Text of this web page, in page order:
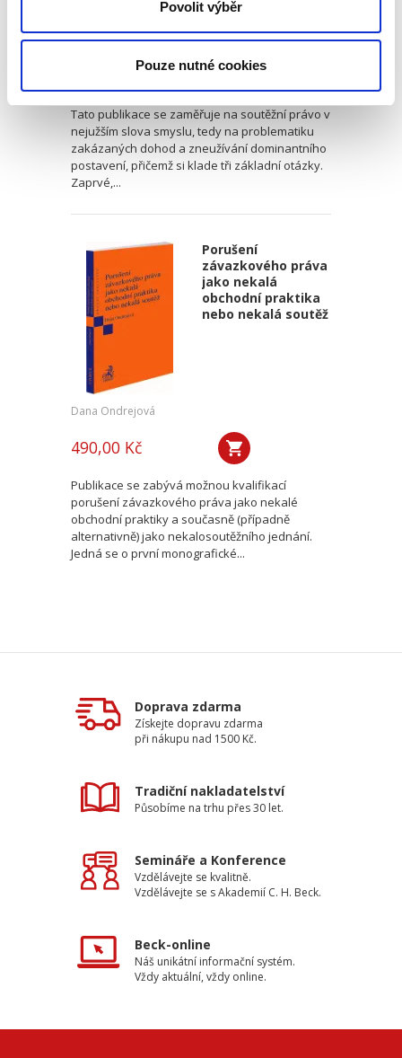
Povolit výběr
Pouze nutné cookies
Michal Petr
390,00 Kč
Tato publikace se zaměřuje na soutěžní právo v
nejužším slova smyslu, tedy na problematiku
zakázaných dohod a zneužívání dominantního
postavení, přičemž si klade tři základní otázky.
Zaprvé,...
Porušení
závazkového práva
jako nekalá
obchodní praktika
nebo nekalá soutěž
Dana Ondrejová
490,00 Kč
Publikace se zabývá možnou kvalifikací
porušení závazkového práva jako nekalé
obchodní praktiky a současně (případně
alternativně) jako nekalosoutěžního jednání.
Jedná se o první monografické...
Doprava zdarma
Získejte dopravu zdarma
při nákupu nad 1500 Kč.
Tradiční nakladatelství
Působíme na trhu přes 30 let.
Semináře a Konference
Vzdělávejte se kvalitně.
Vzdělávejte se s Akademií C. H. Beck.
Beck-online
Náš unikátní informační systém.
Vždy aktuální, vždy online.